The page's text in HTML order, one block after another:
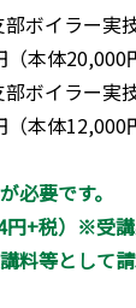
ボイラー実
本体20,000
ボイラー実
本体12,000
必要です。
+税）※受
料等として